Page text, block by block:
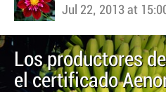
Jul 22, 2013 at
Los productores
el certificado